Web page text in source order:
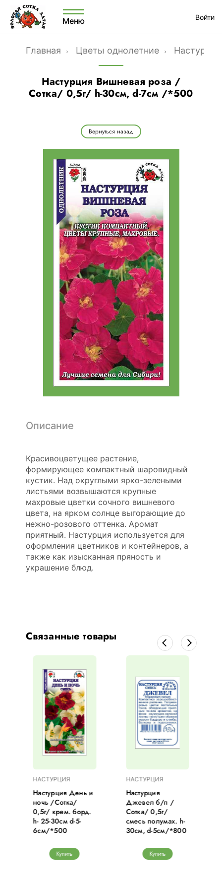
Меню Войти
Главная Цветы однолетние Настурция
Настурция Вишневая роза /
Сотка/ 0,5г/ h-30см, d-7см /*500
Вернуться назад
Описание
Красивоцветущее растение,
формирующее компактный шаровидный
кустик. Над округлыми ярко-зелеными
листьями возвышаются крупные
махровые цветки сочного вишневого
цвета, на ярком солнце выгорающие до
нежно-розового оттенка. Аромат
приятный. Настурция используется для
оформления цветников и контейнеров, а
также как изысканная пряность и
украшение блюд.
Связанные товары
НАСТУРЦИЯ
Настурция День и
ночь /Сотка/
0,5г/ крем. борд.
h- 25-30см d-5-
6см/*500
Купить
НАСТУРЦИЯ
Настурция
Джевел б/п /
Сотка/ 0,5г/
смесь полумах. h-
30см, d-5см/*800
Купить